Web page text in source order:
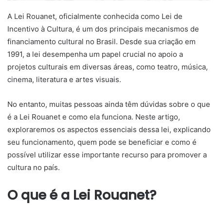
A Lei Rouanet, oficialmente conhecida como Lei de
Incentivo à Cultura, é um dos principais mecanismos de
financiamento cultural no Brasil. Desde sua criação em
1991, a lei desempenha um papel crucial no apoio a
projetos culturais em diversas áreas, como teatro, música,
cinema, literatura e artes visuais.
No entanto, muitas pessoas ainda têm dúvidas sobre o que
é a Lei Rouanet e como ela funciona. Neste artigo,
exploraremos os aspectos essenciais dessa lei, explicando
seu funcionamento, quem pode se beneficiar e como é
possível utilizar esse importante recurso para promover a
cultura no país.
O que é a Lei Rouanet?